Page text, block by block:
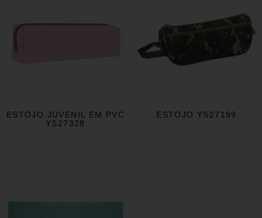
ESTOJO JUVENIL EM PVC
YS27328
ESTOJO YS27199